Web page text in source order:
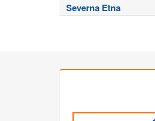
Severna Etna